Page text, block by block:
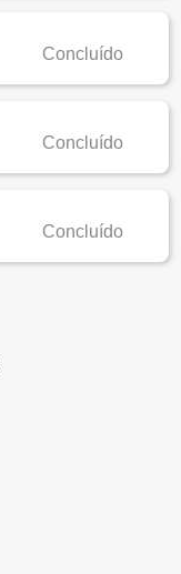
Concluído
Concluído
Concluído